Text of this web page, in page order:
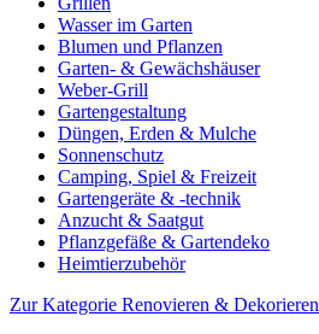
Wasser im Garten
Blumen und Pflanzen
Garten- & Gewächshäuser
Weber-Grill
Gartengestaltung
Düngen, Erden & Mulche
Sonnenschutz
Camping, Spiel & Freizeit
Gartengeräte & -technik
Anzucht & Saatgut
Pflanzgefäße & Gartendeko
Heimtierzubehör
Zur Kategorie Renovieren & Dekorieren